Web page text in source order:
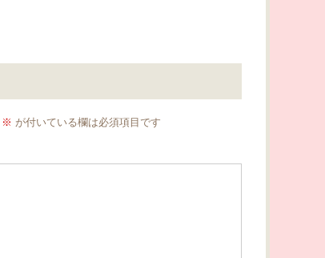
※ が付いている欄は必須項目です